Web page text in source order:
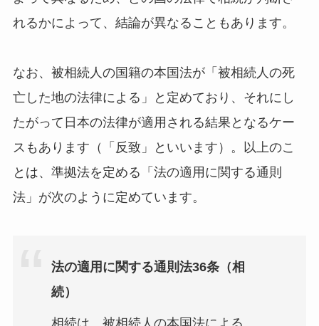
れるかによって、結論が異なることもあります。
なお、被相続人の国籍の本国法が「被相続人の死
亡した地の法律による」と定めており、それにし
たがって日本の法律が適用される結果となるケー
スもあります（「反致」といいます）。以上のこ
とは、準拠法を定める「法の適用に関する通則
法」が次のように定めています。
法の適用に関する通則法36条（相
続）